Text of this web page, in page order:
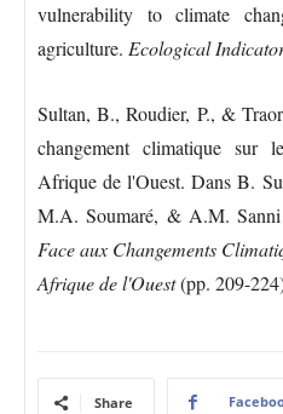
vulnerability to climate
agriculture. Ecological
Sultan, B., Roudier, P., &
changement climatique sur
Afrique de l'Ouest. Dans B.
M.A. Soumaré, & A.M.
Face aux Changements
Afrique de l'Ouest(pp. 209-
Share